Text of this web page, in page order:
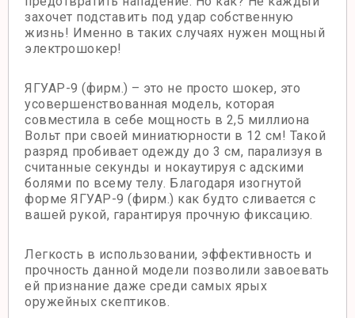
захочет подставить под удар собственную
жизнь! Именно в таких случаях нужен мощный
электрошокер!
ЯГУАР-9 (фирм.) – это не просто шокер, это
усовершенствованная модель, которая
совместила в себе мощность в 2,5 миллиона
Вольт при своей миниатюрности в 12 см! Такой
разряд пробивает одежду до 3 см, парализуя в
считанные секунды и нокаутируя с адскими
болями по всему телу. Благодаря изогнутой
форме ЯГУАР-9 (фирм.) как будто сливается с
вашей рукой, гарантируя прочную фиксацию.
Легкость в использовании, эффективность и
прочность данной модели позволили завоевать
ей признание даже среди самых ярых
оружейных скептиков.